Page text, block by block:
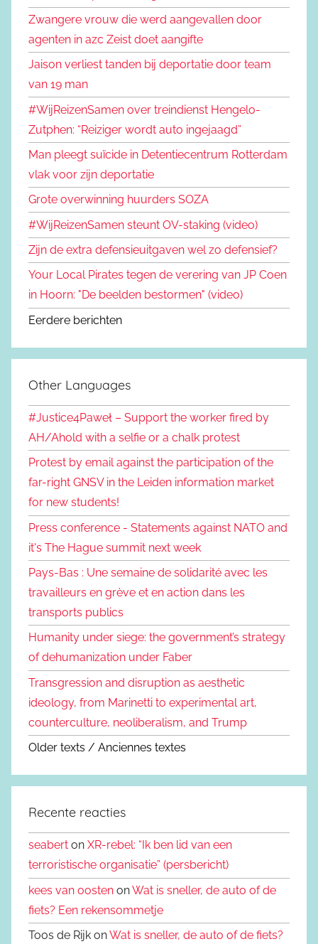
Zwangere vrouw die werd aangevallen door
agenten in azc Zeist doet aangifte
Jaison verliest tanden bij deportatie door team
van 19 man
#WijReizenSamen over treindienst Hengelo-
Zutphen: “Reiziger wordt auto ingejaagd”
Man pleegt suïcide in Detentiecentrum Rotterdam
vlak voor zijn deportatie
Grote overwinning huurders SOZA
#WijReizenSamen steunt OV-staking (video)
Zijn de extra defensieuitgaven wel zo defensief?
Your Local Pirates tegen de verering van JP Coen
in Hoorn: "De beelden bestormen" (video)
Eerdere berichten
Other Languages
#Justice4Paweł – Support the worker fired by
AH/Ahold with a selfie or a chalk protest
Protest by email against the participation of the
far-right GNSV in the Leiden information market
for new students!
Press conference - Statements against NATO and
it's The Hague summit next week
Pays-Bas : Une semaine de solidarité avec les
travailleurs en grève et en action dans les
transports publics
Humanity under siege: the government’s strategy
of dehumanization under Faber
Transgression and disruption as aesthetic
ideology, from Marinetti to experimental art,
counterculture, neoliberalism, and Trump
Older texts / Anciennes textes
Recente reacties
seabert on XR-rebel: “Ik ben lid van een
terroristische organisatie” (persbericht)
kees van oosten onWat is sneller, de auto of de
fiets? Een rekensommetje
Toos de Rijk onWat is sneller, de auto of de fiets?